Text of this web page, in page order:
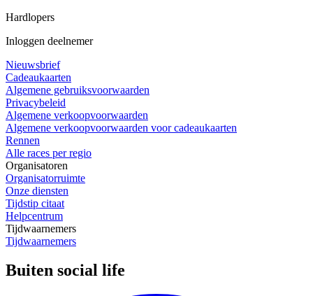
Hardlopers
Inloggen deelnemer
Nieuwsbrief
Cadeaukaarten
Algemene gebruiksvoorwaarden
Privacybeleid
Algemene verkoopvoorwaarden
Algemene verkoopvoorwaarden voor cadeaukaarten
Rennen
Alle races per regio
Organisatoren
Organisatorruimte
Onze diensten
Tijdstip citaat
Helpcentrum
Tijdwaarnemers
Tijdwaarnemers
Buiten social life